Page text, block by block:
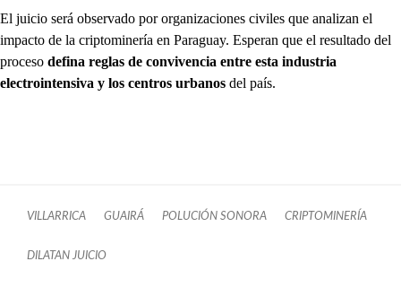
El juicio será observado por organizaciones civiles que analizan el
impacto de la criptominería en Paraguay. Esperan que el resultado del
proceso defina reglas de convivencia entre esta industria
electrointensiva y los centros urbanos del país.
VILLARRICA GUAIRÁ POLUCIÓN SONORA CRIPTOMINERÍA
DILATAN JUICIO